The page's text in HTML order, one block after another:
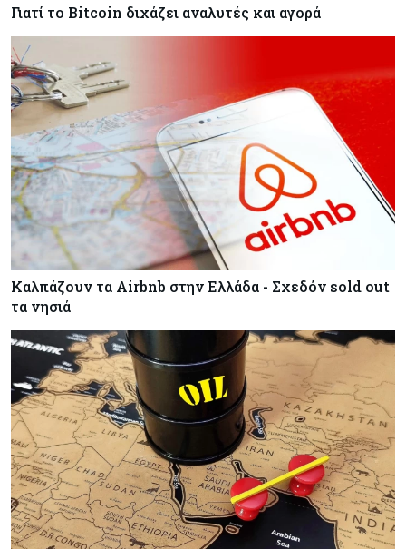
Γιατί το Bitcoin διχάζει αναλυτές και αγορά
Καλπάζουν τα Airbnb στην Ελλάδα - Σχεδόν sold out
τα νησιά